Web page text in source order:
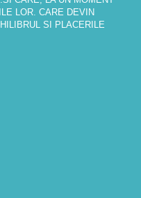
LOR. CARE DEVIN
SI PLACERILE